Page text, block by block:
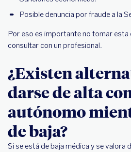
Posible denuncia por fraude a la
Por eso es importante no tomar esta
consultar con un profesional.
¿Existen
darse de alta
autónomo
de baja?
Si se está de baja médica y se valora